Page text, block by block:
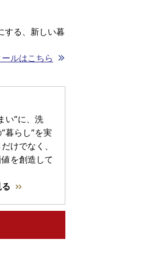
する、新しい暮
ルはこちら
い”に、洗
暮らし”を実
けでなく、
を創造して